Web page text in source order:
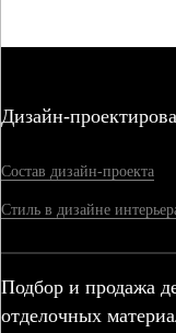
Дизайн-
Состав дизайн-проекта
Стиль в дизайне
Подбор и продажа
отделочных